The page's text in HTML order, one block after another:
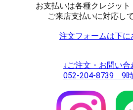
お支払いは各種クレジッ
ご来店支払いに対応し
注文フォームは下に
↓ご注文・お問い合
052-204-8739 9